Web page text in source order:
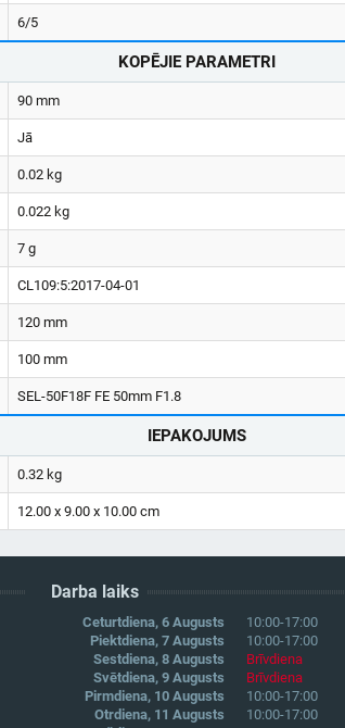
6/5
KOPĒJIE PARAMETRI
90 mm
Jā
0.02 kg
0.022 kg
7 g
CL109:5:2017-04-01
120 mm
100 mm
SEL-50F18F FE 50mm F1.8
IEPAKOJUMS
0.32 kg
12.00 x 9.00 x 10.00 cm
Darba laiks
Ceturtdiena, 6 Augusts
10:00-17:00
Piektdiena, 7 Augusts
10:00-17:00
Sestdiena, 8 Augusts
Brīvdiena
Svētdiena, 9 Augusts
Brīvdiena
Pirmdiena, 10 Augusts
10:00-17:00
Otrdiena, 11 Augusts
10:00-17:00